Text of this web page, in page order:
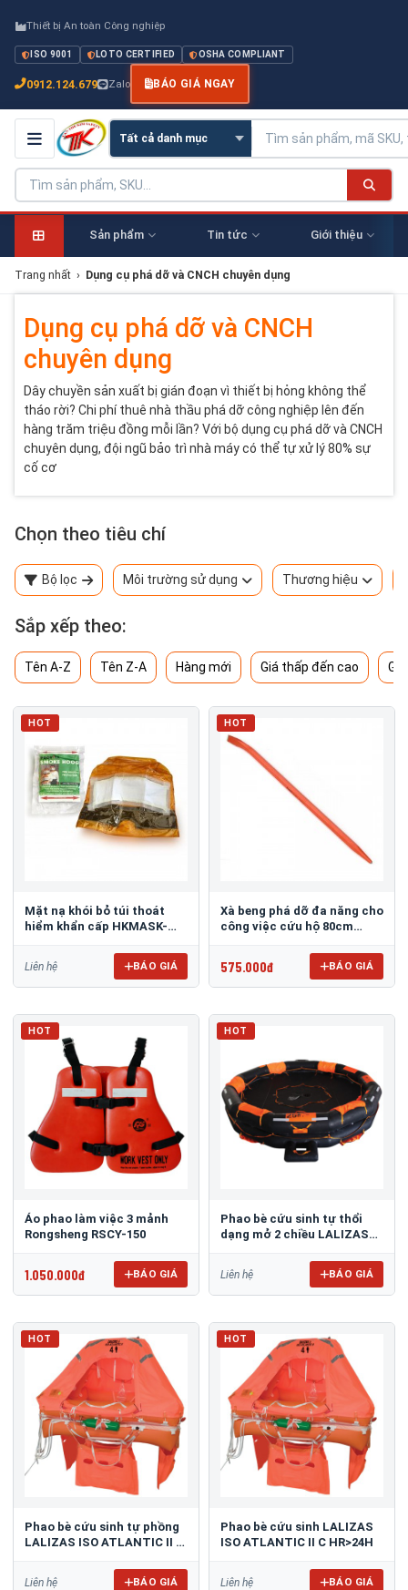
Thiết bị An toàn Công nghiệp
ISO 9001 LOTO CERTIFIED OSHA COMPLIANT
0912.124.679 Zalo BÁO GIÁ NGAY
Sản phẩm Tin tức Giới thiệu
Trang nhất › Dụng cụ phá dỡ và CNCH chuyên dụng
Dụng cụ phá dỡ và CNCH
chuyên dụng
Dây chuyền sản xuất bị gián đoạn vì thiết bị hỏng không thể
tháo rời? Chi phí thuê nhà thầu phá dỡ công nghiệp lên đến
hàng trăm triệu đồng mỗi lần? Với bộ dụng cụ phá dỡ và CNCH
chuyên dụng, đội ngũ bảo trì nhà máy có thể tự xử lý 80% sự
cố cơ
Chọn theo tiêu chí
Bộ lọc Môi trường sử dụng Thương hiệu
Sắp xếp theo:
Tên A-Z Tên Z-A Hàng mới Giá thấp đến cao
HOT
Mặt nạ khói bỏ túi thoát
hiểm khẩn cấp HKMASK-
Liên hệ BÁO GIÁ
HOT
Xà beng phá dỡ đa năng cho
công việc cứu hộ 80cm
575.000đ BÁO GIÁ
HOT
Áo phao làm việc 3 mảnh
Rongsheng RSCY-150
1.050.000đ BÁO GIÁ
HOT
Phao bè cứu sinh tự thổi
dạng mở 2 chiều LALIZAS
Liên hệ BÁO GIÁ
HOT
Phao bè cứu sinh tự phồng
LALIZAS ISO ATLANTIC II L
Liên hệ BÁO GIÁ
HOT
Phao bè cứu sinh LALIZAS
ISO ATLANTIC II C HR>24H
Liên hệ BÁO GIÁ